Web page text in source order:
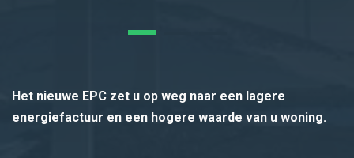
Het nieuwe EPC zet u op weg naar een lagere
energiefactuur en een hogere waarde van u woning.